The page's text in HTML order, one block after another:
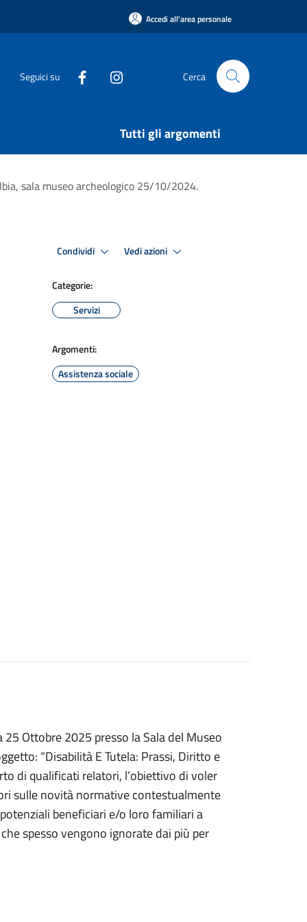
Accedi all'area personale
Seguici su Cerca
Tutti gli argomenti
sala museo archeologico 25/10/2024.
Condividi Vedi azioni
Categorie:
Servizi
Argomenti:
Assistenza sociale
Ottobre 2025 presso la Sala del Museo
“Disabilità E Tutela: Prassi, Diritto e
di qualificati relatori, l’obiettivo di voler
sulle novità normative contestualmente
beneficiari e/o loro familiari a
spesso vengono ignorate dai più per